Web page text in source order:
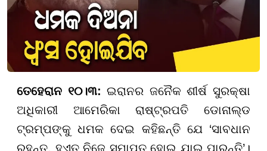
ତେହେରାନ ୧୦।୩: ଇରାନର ଜନୈକ ଶୀର୍ଷ ସୁରକ୍ଷା
ଅଧିକାରୀ ଆମେରିକା ରାଷ୍ଟ୍ରପତି ଡୋନାଲ୍ଡ
ଟ୍ରମ୍ପଙ୍କୁ ଧମକ ଦେଇ କହିଛନ୍ତି ଯେ ‘ସାବଧାନ
ରହନ୍ତୁ, ହୁଏତ ନିଜେ ସମାପ୍ତ ହୋଇ ଯାଇ ପାରନ୍ତି’।